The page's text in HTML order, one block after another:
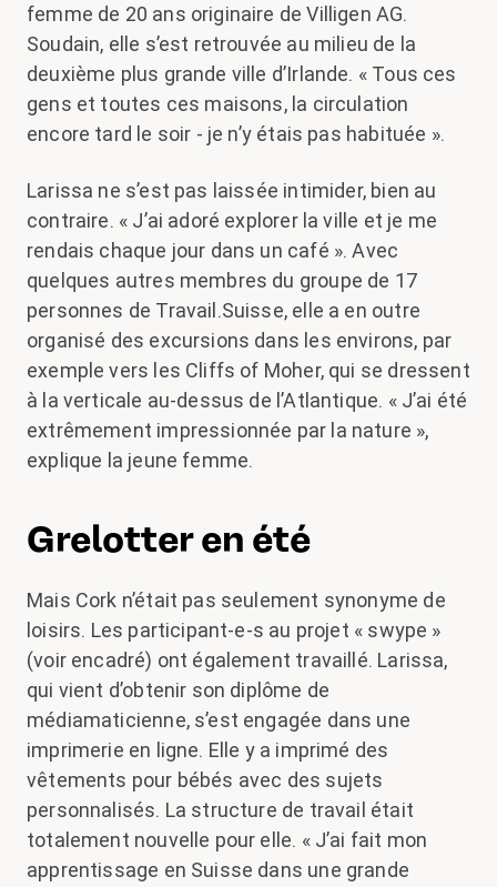
femme de 20 ans originaire de Villigen AG.
Soudain, elle s’est retrouvée au milieu de la
deuxième plus grande ville d’Irlande. « Tous ces
gens et toutes ces maisons, la circulation
encore tard le soir - je n’y étais pas habituée ».
Larissa ne s’est pas laissée intimider, bien au
contraire. « J’ai adoré explorer la ville et je me
rendais chaque jour dans un café ». Avec
quelques autres membres du groupe de 17
personnes de Travail.Suisse, elle a en outre
organisé des excursions dans les environs, par
exemple vers les Cliffs of Moher, qui se dressent
à la verticale au-dessus de l’Atlantique. « J’ai été
extrêmement impressionnée par la nature »,
explique la jeune femme.
Grelotter en été
Mais Cork n’était pas seulement synonyme de
loisirs. Les participant-e-s au projet « swype »
(voir encadré) ont également travaillé. Larissa,
qui vient d’obtenir son diplôme de
médiamaticienne, s’est engagée dans une
imprimerie en ligne. Elle y a imprimé des
vêtements pour bébés avec des sujets
personnalisés. La structure de travail était
totalement nouvelle pour elle. « J’ai fait mon
apprentissage en Suisse dans une grande